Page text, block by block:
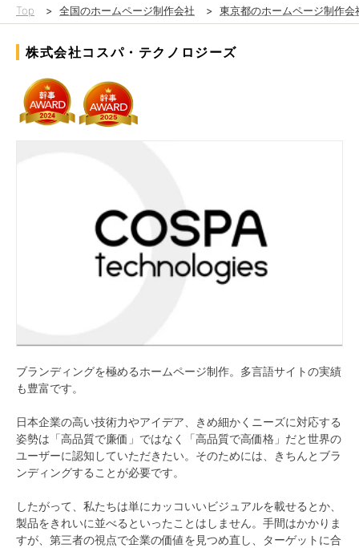
Top > 全国のホームページ制作会社 > 東京都のホームページ制作会
株式会社コスパ・テクノロジーズ
ブランディングを極めるホームページ制作。多言語サイトの実績
も豊富です。
日本企業の高い技術力やアイデア、きめ細かくニーズに対応する
姿勢は「高品質で廉価」ではなく「高品質で高価格」だと世界の
ユーザーに認知していただきたい。そのためには、きちんとブラ
ンディングすることが必要です。
したがって、私たちは単にカッコいいビジュアルを載せるとか、
製品をきれいに並べるといったことはしません。手間はかかりま
すが、第三者の視点で企業の価値を見つめ直し、ターゲットに合